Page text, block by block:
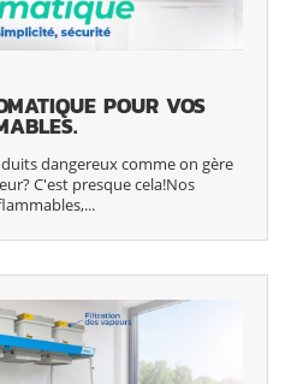
POUR VOS
dangereux comme on gère
C'est presque cela!Nos